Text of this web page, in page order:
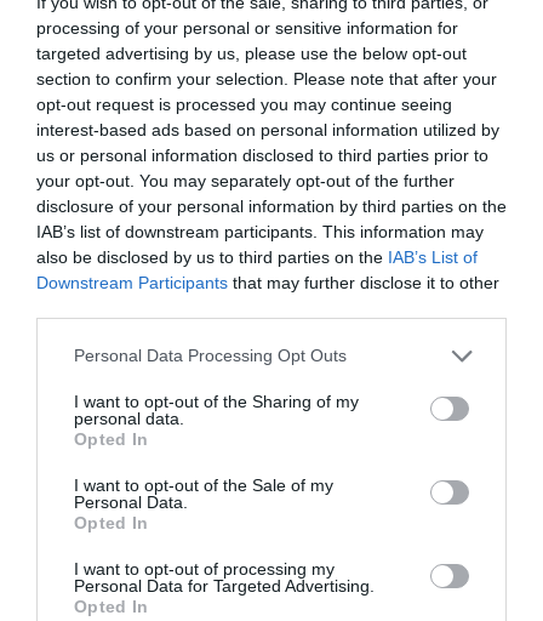
processing of your personal or sensitive information for
targeted advertising by us, please use the below opt-out
section to confirm your selection. Please note that after your
opt-out request is processed you may continue seeing
interest-based ads based on personal information utilized by
us or personal information disclosed to third parties prior to
your opt-out. You may separately opt-out of the further
disclosure of your personal information by third parties on the
IAB’s list of downstream participants. This information may
also be disclosed by us to third parties on the IAB’s List of
Downstream Participants that may further disclose it to other
Personal Data Processing Opt Outs
I want to opt-out of the Sharing of my
personal data.
Opted In
I want to opt-out of the Sale of my
Personal Data.
Opted In
I want to opt-out of processing my
Personal Data for Targeted Advertising.
Opted In
Cristo y santa Bárbara los días 4 y 5 de diciembre.
Cuenta con una ermita en honor a San Roque, y
oratorios públicos en las Masías del Espinar, Juez,
Serveret y del Carril. Existen las Cofradías del
Santísimo Cristo de la Paz, de la Inmaculada
Concepción, del Corazón de Jesús y las Terceras
Ordenes del Carmen y San Francisco. (Pág. 180)
En tiempos antiquísimos estuvieron habitados
el hallazgo de restos romanos junto con algunas
monedas ibéricas, en 1916. En las partidas del término
en Torre Seca, se han hallado también monedas
cerámica sencilla y pintada, y otros restos
arqueológicos y monedas romanas. (Pág. 181)." Esta
crónica informativa, podía quedar aquí sin añadir
nada más.